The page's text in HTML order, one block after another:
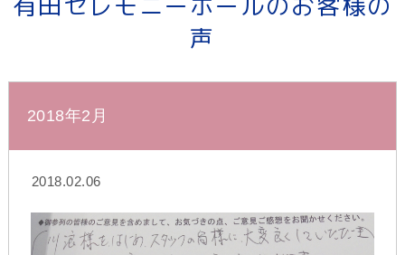
声
2018年2月
2018.02.06